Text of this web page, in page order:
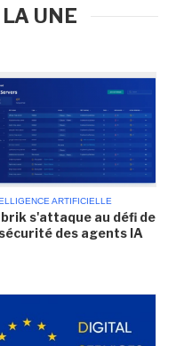
UNE
ARTIFICIELLE
s'attaque au défi de
des agents IA